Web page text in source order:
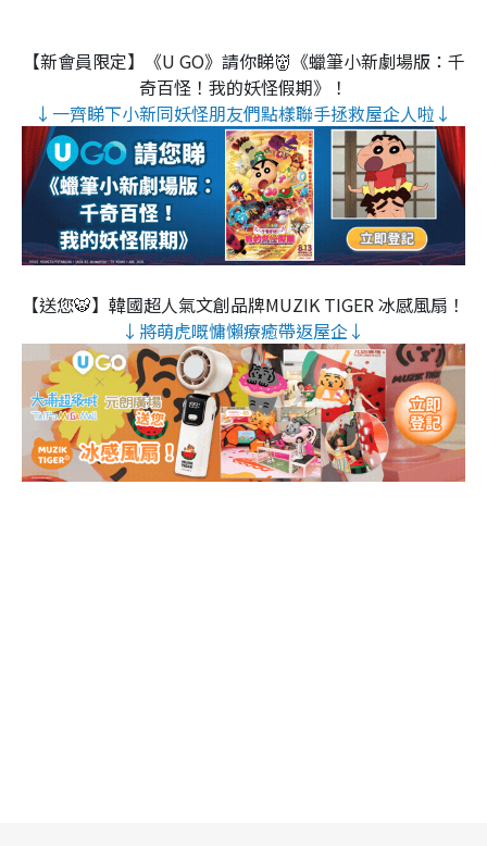
【新會員限定】《U GO》請你睇👹《蠟筆小新劇場版：千
奇百怪！我的妖怪假期》！
↓一齊睇下小新同妖怪朋友們點樣聯手拯救屋企人啦↓
【送您🐯】韓國超人氣文創品牌MUZIK TIGER 冰感風扇！
↓將萌虎嘅慵懶療癒帶返屋企↓